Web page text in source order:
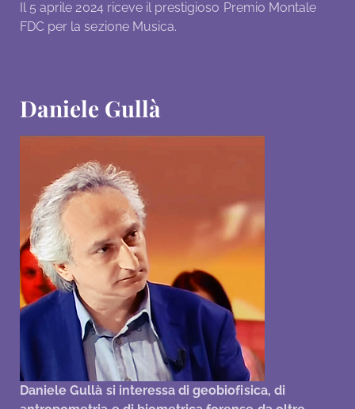
Il 5 aprile 2024 riceve il prestigioso Premio Montale
FDC per la sezione Musica.
Daniele Gullà
Daniele Gullà si interessa di geobiofisica, di